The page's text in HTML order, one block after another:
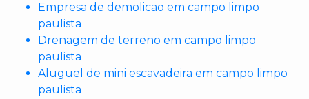
Empresa de demolicao em campo limpo
paulista
Drenagem de terreno em campo limpo
paulista
Aluguel de mini escavadeira em campo limpo
paulista